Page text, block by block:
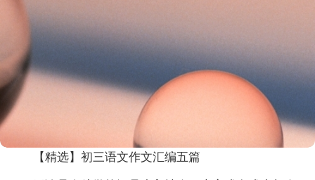
【精选】初三语文作文汇编五篇